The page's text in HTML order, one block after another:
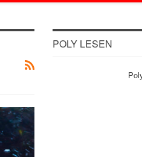
POLY LESEN